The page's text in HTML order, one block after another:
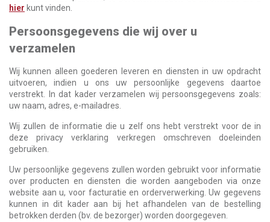
hier kunt vinden.
Persoonsgegevens die wij over u
verzamelen
Wij kunnen alleen goederen leveren en diensten in uw opdracht
uitvoeren, indien u ons uw persoonlijke gegevens daartoe
verstrekt. In dat kader verzamelen wij persoonsgegevens zoals:
uw naam, adres, e-mailadres.
Wij zullen de informatie die u zelf ons hebt verstrekt voor de in
deze privacy verklaring verkregen omschreven doeleinden
gebruiken.
Uw persoonlijke gegevens zullen worden gebruikt voor informatie
over producten en diensten die worden aangeboden via onze
website aan u, voor facturatie en orderverwerking. Uw gegevens
kunnen in dit kader aan bij het afhandelen van de bestelling
betrokken derden (bv. de bezorger) worden doorgegeven.